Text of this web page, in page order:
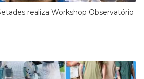
realiza Workshop Observatório